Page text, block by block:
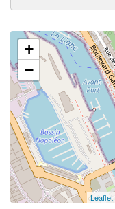
+
−
Leaflet